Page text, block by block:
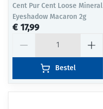
Cent Pur Cent Loose Mineral
Eyeshadow Macaron 2g
€ 17,99
Bestel